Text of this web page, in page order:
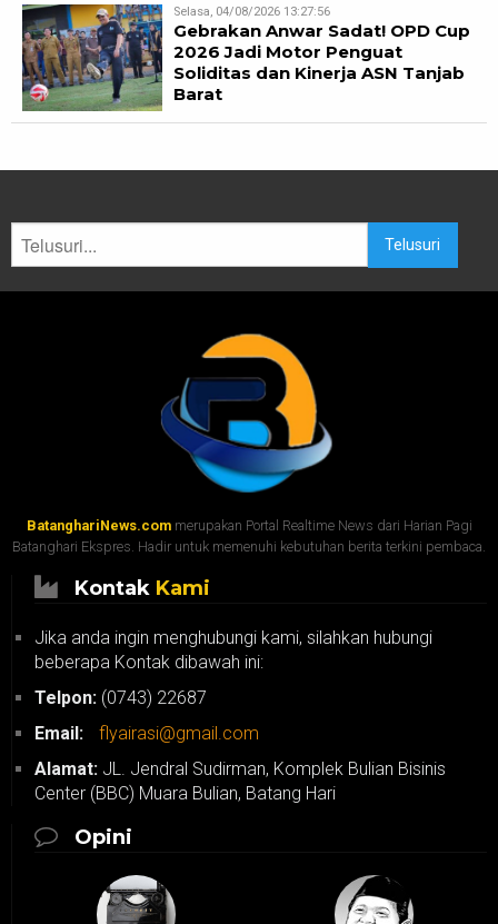
Selasa, 04/08/2026 13:27:56
Gebrakan Anwar Sadat! OPD Cup
2026 Jadi Motor Penguat
Soliditas dan Kinerja ASN Tanjab
Barat
Telusuri
BatanghariNews.commerupakan Portal Realtime News dari Harian Pagi
Batanghari Ekspres. Hadir untuk memenuhi kebutuhan berita terkini pembaca.
Kontak Kami
Jika anda ingin menghubungi kami, silahkan hubungi
beberapa Kontak dibawah ini:
Telpon: (0743) 22687
Email:
flyairasi@gmail.com
Alamat: JL. Jendral Sudirman, Komplek Bulian Bisinis
Center (BBC) Muara Bulian, Batang Hari
Opini